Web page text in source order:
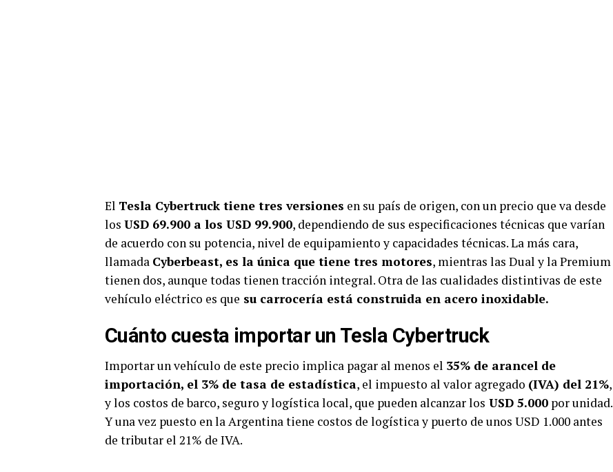
El Tesla Cybertruck tiene tres versiones en su país de origen, con un precio que va desde
los USD 69.900 a los USD 99.900, dependiendo de sus especificaciones técnicas que varían
de acuerdo con su potencia, nivel de equipamiento y capacidades técnicas. La más cara,
llamada Cyberbeast, es la única que tiene tres motores, mientras las Dual y la Premium
tienen dos, aunque todas tienen tracción integral. Otra de las cualidades distintivas de este
vehículo eléctrico es que su carrocería está construida en acero inoxidable.
Cuánto cuesta importar un Tesla Cybertruck
Importar un vehículo de este precio implica pagar al menos el 35% de arancel de
importación, el 3% de tasa de estadística, el impuesto al valor agregado (IVA) del 21%,
y los costos de barco, seguro y logística local, que pueden alcanzar los USD 5.000 por unidad.
Y una vez puesto en la Argentina tiene costos de logística y puerto de unos USD 1.000 antes
de tributar el 21% de IVA.